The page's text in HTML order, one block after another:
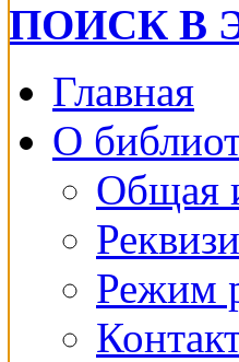
ПОИСК В
Главная
О
Общая
Режим